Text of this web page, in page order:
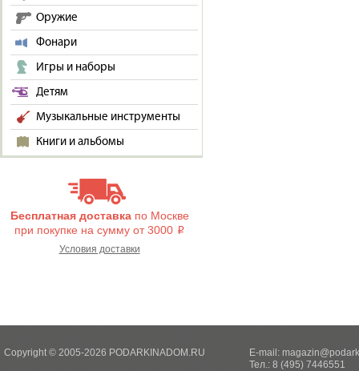
Оружие
Фонари
Игры и наборы
Детям
Музыкальные инструменты
Книги и альбомы
Бесплатная доставкапо Москве
при покупке на сумму от 3000 i
Условия доставки
Copyright © 2005-2026 PODARKINADOM.RU E-mail:
Тел.: 8 (495) 7446551